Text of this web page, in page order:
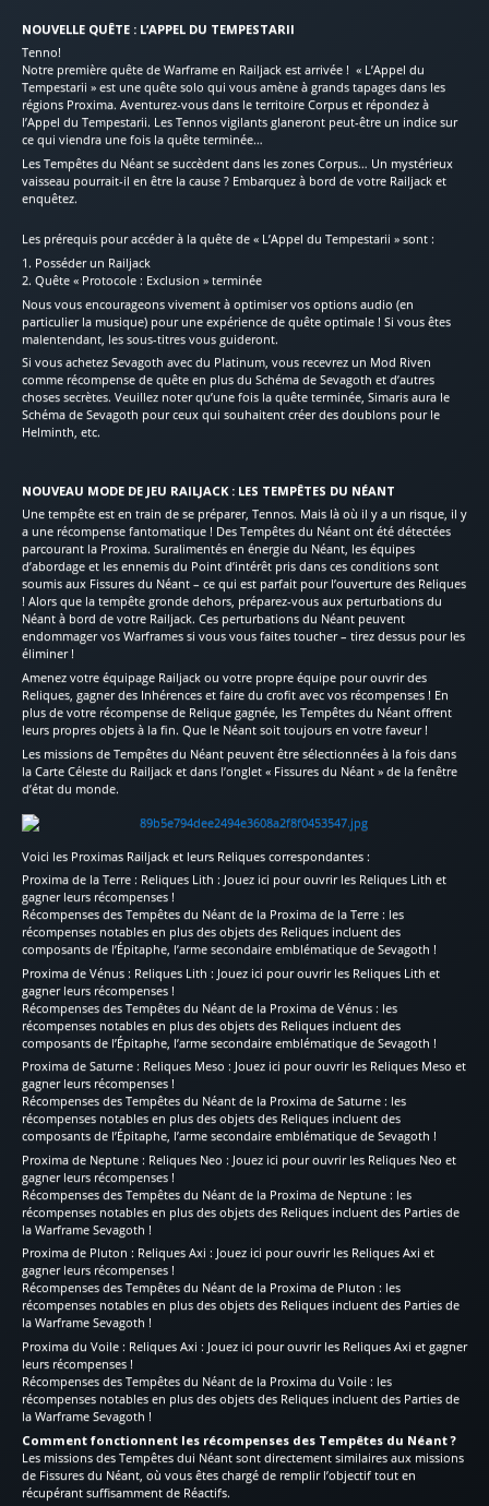
NOUVELLE QUÊTE : L’APPEL DU TEMPESTARII
Tenno!
Notre première quête de Warframe en Railjack est arrivée ! « L’Appel du
Tempestarii » est une quête solo qui vous amène à grands tapages dans les
régions Proxima. Aventurez-vous dans le territoire Corpus et répondez à
l’Appel du Tempestarii. Les Tennos vigilants glaneront peut-être un indice sur
ce qui viendra une fois la quête terminée…
Les Tempêtes du Néant se succèdent dans les zones Corpus… Un mystérieux
vaisseau pourrait-il en être la cause ? Embarquez à bord de votre Railjack et
enquêtez.
Les prérequis pour accéder à la quête de « L’Appel du Tempestarii » sont :
1. Posséder un Railjack
2. Quête « Protocole : Exclusion » terminée
Nous vous encourageons vivement à optimiser vos options audio (en
particulier la musique) pour une expérience de quête optimale ! Si vous êtes
malentendant, les sous-titres vous guideront.
Si vous achetez Sevagoth avec du Platinum, vous recevrez un Mod Riven
comme récompense de quête en plus du Schéma de Sevagoth et d’autres
choses secrètes. Veuillez noter qu’une fois la quête terminée, Simaris aura le
Schéma de Sevagoth pour ceux qui souhaitent créer des doublons pour le
Helminth, etc.
NOUVEAU MODE DE JEU RAILJACK : LES TEMPÊTES DU NÉANT
Une tempête est en train de se préparer, Tennos. Mais là où il y a un risque, il y
a une récompense fantomatique ! Des Tempêtes du Néant ont été détectées
parcourant la Proxima. Suralimentés en énergie du Néant, les équipes
d’abordage et les ennemis du Point d’intérêt pris dans ces conditions sont
soumis aux Fissures du Néant – ce qui est parfait pour l’ouverture des Reliques
! Alors que la tempête gronde dehors, préparez-vous aux perturbations du
Néant à bord de votre Railjack. Ces perturbations du Néant peuvent
endommager vos Warframes si vous vous faites toucher – tirez dessus pour les
éliminer !
Amenez votre équipage Railjack ou votre propre équipe pour ouvrir des
Reliques, gagner des Inhérences et faire du crofit avec vos récompenses ! En
plus de votre récompense de Relique gagnée, les Tempêtes du Néant offrent
leurs propres objets à la fin. Que le Néant soit toujours en votre faveur !
Les missions de Tempêtes du Néant peuvent être sélectionnées à la fois dans
la Carte Céleste du Railjack et dans l’onglet « Fissures du Néant » de la fenêtre
d’état du monde.
Voici les Proximas Railjack et leurs Reliques correspondantes :
Proxima de la Terre : Reliques Lith : Jouez ici pour ouvrir les Reliques Lith et
gagner leurs récompenses !
Récompenses des Tempêtes du Néant de la Proxima de la Terre : les
récompenses notables en plus des objets des Reliques incluent des
composants de l’Épitaphe, l’arme secondaire emblématique de Sevagoth !
Proxima de Vénus : Reliques Lith : Jouez ici pour ouvrir les Reliques Lith et
gagner leurs récompenses !
Récompenses des Tempêtes du Néant de la Proxima de Vénus : les
récompenses notables en plus des objets des Reliques incluent des
composants de l’Épitaphe, l’arme secondaire emblématique de Sevagoth !
Proxima de Saturne : Reliques Meso : Jouez ici pour ouvrir les Reliques Meso et
gagner leurs récompenses !
Récompenses des Tempêtes du Néant de la Proxima de Saturne : les
récompenses notables en plus des objets des Reliques incluent des
composants de l’Épitaphe, l’arme secondaire emblématique de Sevagoth !
Proxima de Neptune : Reliques Neo : Jouez ici pour ouvrir les Reliques Neo et
gagner leurs récompenses !
Récompenses des Tempêtes du Néant de la Proxima de Neptune : les
récompenses notables en plus des objets des Reliques incluent des Parties de
la Warframe Sevagoth !
Proxima de Pluton : Reliques Axi : Jouez ici pour ouvrir les Reliques Axi et
gagner leurs récompenses !
Récompenses des Tempêtes du Néant de la Proxima de Pluton : les
récompenses notables en plus des objets des Reliques incluent des Parties de
la Warframe Sevagoth !
Proxima du Voile : Reliques Axi : Jouez ici pour ouvrir les Reliques Axi et gagner
leurs récompenses !
Récompenses des Tempêtes du Néant de la Proxima du Voile : les
récompenses notables en plus des objets des Reliques incluent des Parties de
la Warframe Sevagoth !
Comment fonctionnent les récompenses des Tempêtes du Néant ?
Les missions des Tempêtes dui Néant sont directement similaires aux missions
de Fissures du Néant, où vous êtes chargé de remplir l’objectif tout en
récupérant suffisamment de Réactifs.